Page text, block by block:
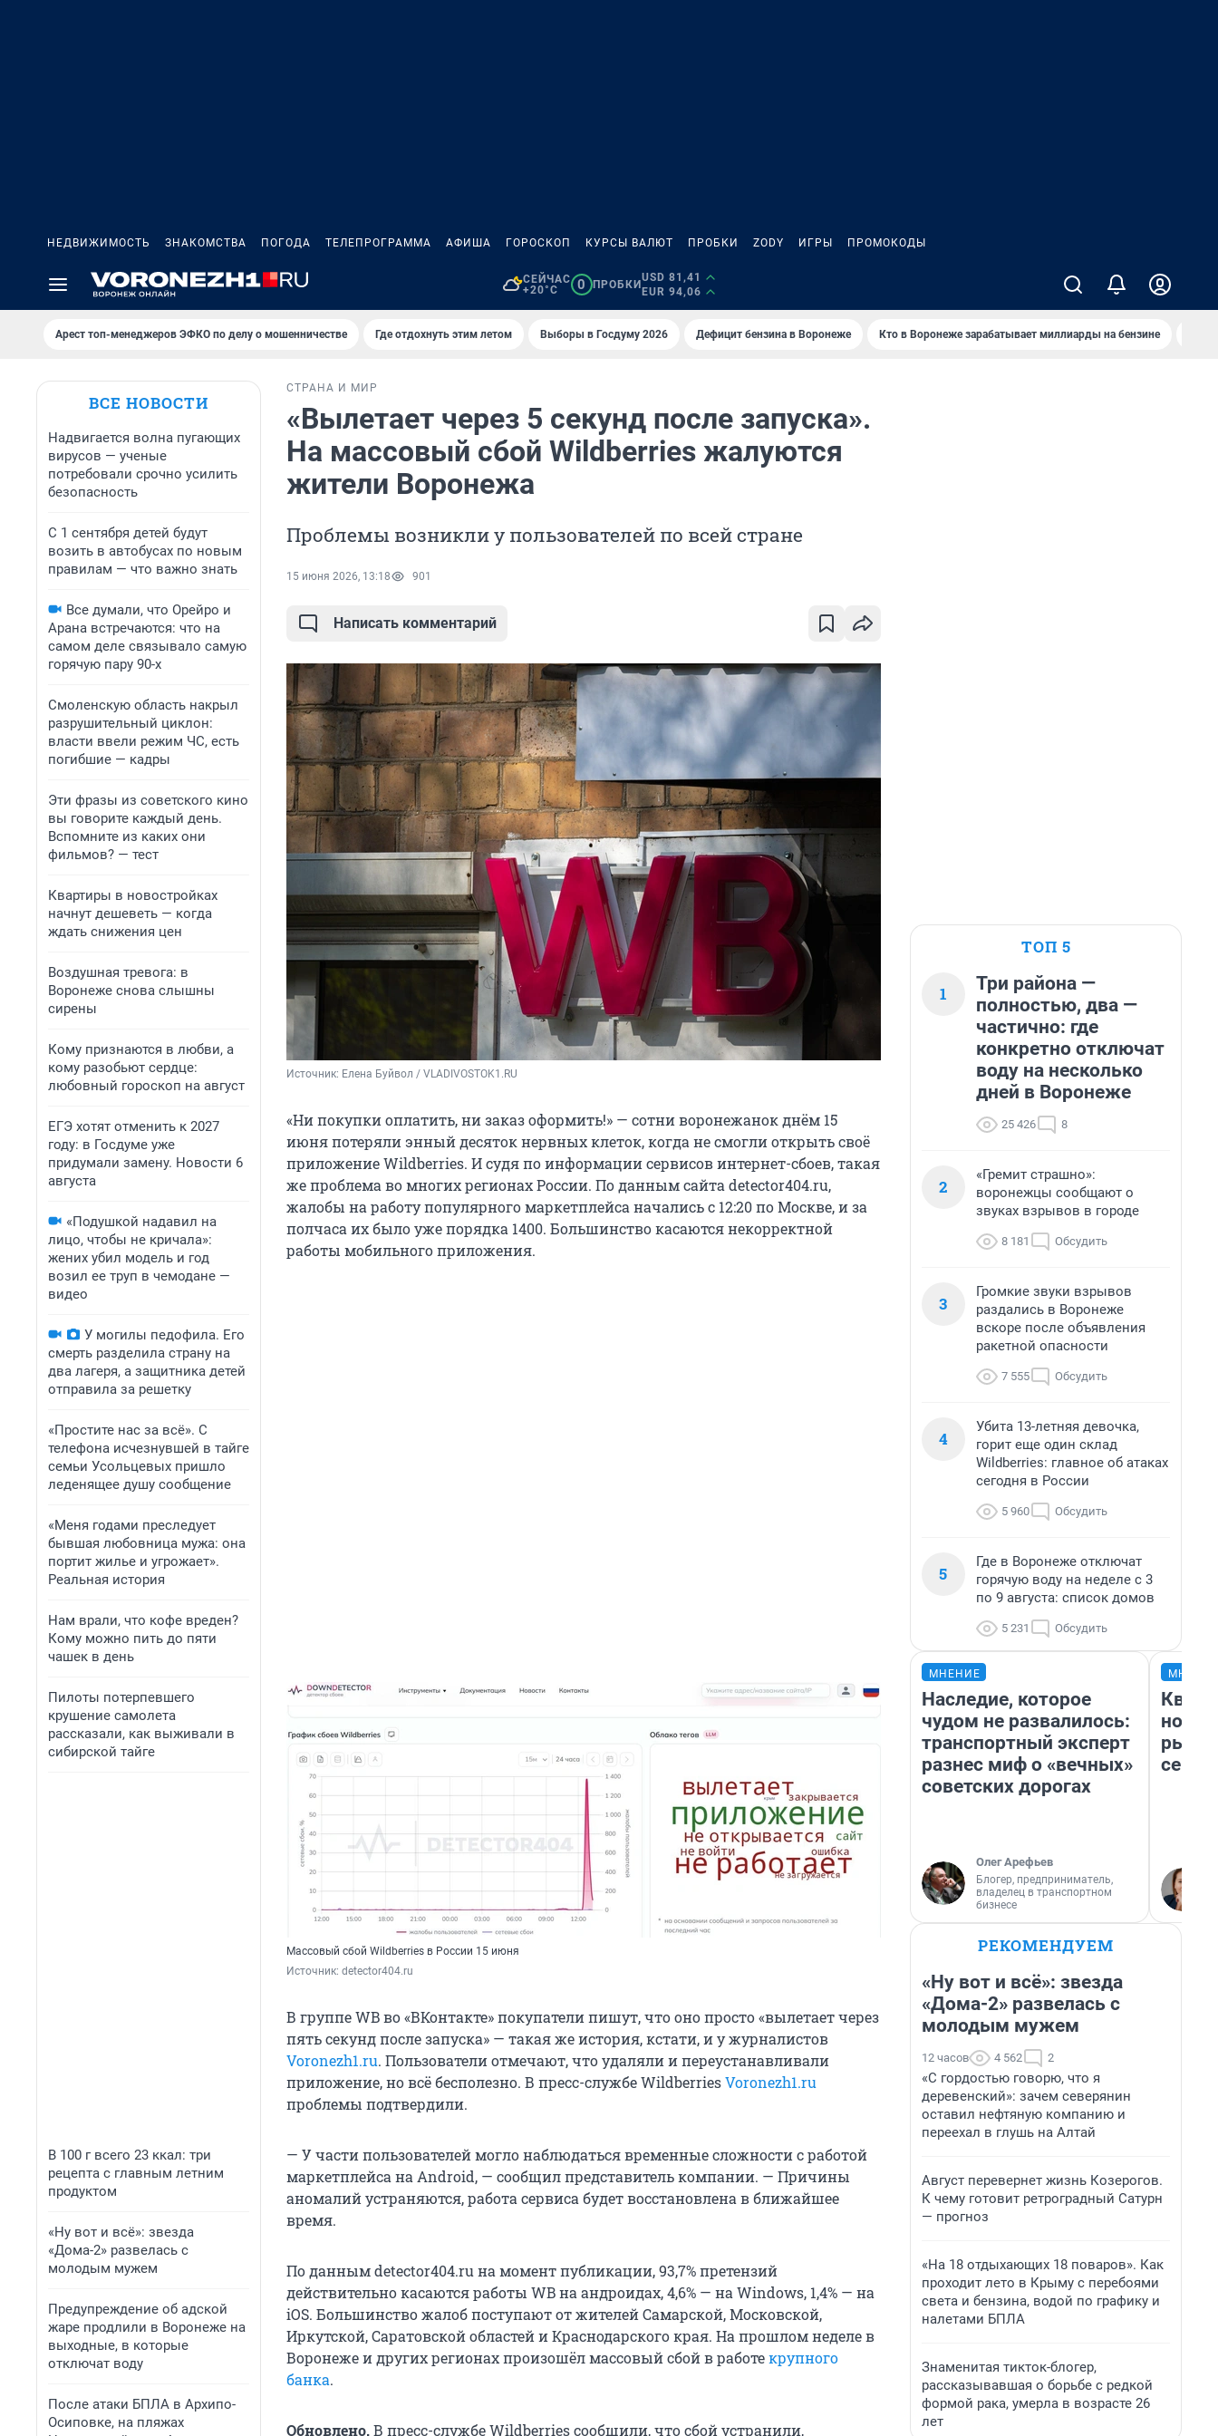
НЕДВИЖИМОСТЬ ЗНАКОМСТВА ПОГОДА ТЕЛЕПРОГРАММА АФИША ГОРОСКОП КУРСЫ ВАЛЮТ ПРОБКИ ZODY ИГРЫ ПРОМОКОДЫ
СЕЙЧАС
+20°C
0 ПРОБКИ
USD 81,41
EUR 94,06
Арест топ-менеджеров ЭФКО по делу о мошенничестве Где отдохнуть этим летом Выборы в Госдуму 2026 Дефицит бензина в Воронеже Кто в Воронеже зарабатывает миллиарды на бензине
ВСЕ НОВОСТИ
Надвигается волна пугающих
вирусов — ученые
потребовали срочно усилить
безопасность
С 1 сентября детей будут
возить в автобусах по новым
правилам — что важно знать
Все думали, что Орейро и
Арана встречаются: что на
самом деле связывало самую
горячую пару 90-х
Смоленскую область накрыл
разрушительный циклон:
власти ввели режим ЧС, есть
погибшие — кадры
Эти фразы из советского кино
вы говорите каждый день.
Вспомните из каких они
фильмов? — тест
Квартиры в новостройках
начнут дешеветь — когда
ждать снижения цен
Воздушная тревога: в
Воронеже снова слышны
сирены
Кому признаются в любви, а
кому разобьют сердце:
любовный гороскоп на август
ЕГЭ хотят отменить к 2027
году: в Госдуме уже
придумали замену. Новости 6
августа
«Подушкой надавил на
лицо, чтобы не кричала»:
жених убил модель и год
возил ее труп в чемодане —
видео
У могилы педофила. Его
смерть разделила страну на
два лагеря, а защитника детей
отправила за решетку
«Простите нас за всё». С
телефона исчезнувшей в тайге
семьи Усольцевых пришло
леденящее душу сообщение
«Меня годами преследует
бывшая любовница мужа: она
портит жилье и угрожает».
Реальная история
Нам врали, что кофе вреден?
Кому можно пить до пяти
чашек в день
Пилоты потерпевшего
крушение самолета
рассказали, как выживали в
сибирской тайге
В 100 г всего 23 ккал: три
рецепта с главным летним
продуктом
«Ну вот и всё»: звезда
«Дома-2» развелась с
молодым мужем
Предупреждение об адской
жаре продлили в Воронеже на
выходные, в которые
отключат воду
После атаки БПЛА в Архипо-
Осиповке, на пляжах
СТРАНА И МИР
«Вылетает через 5 секунд после запуска».
На массовый сбой Wildberries жалуются
жители Воронежа
Проблемы возникли у пользователей по всей стране
15 июня 2026, 13:18 901
Написать комментарий
Источник: Елена Буйвол / VLADIVOSTOK1.RU
«Ни покупки оплатить, ни заказ оформить!» — сотни воронежанок днём 15
июня потеряли энный десяток нервных клеток, когда не смогли открыть своё
приложение Wildberries. И судя по информации сервисов интернет-сбоев, такая
же проблема во многих регионах России. По данным сайта detector404.ru,
жалобы на работу популярного маркетплейса начались с 12:20 по Москве, и за
полчаса их было уже порядка 1400. Большинство касаются некорректной
работы мобильного приложения.
Массовый сбой Wildberries в России 15 июня
Источник: detector404.ru
В группе WB во «ВКонтакте» покупатели пишут, что оно просто «вылетает через
пять секунд после запуска» — такая же история, кстати, и у журналистов
Voronezh1.ru. Пользователи отмечают, что удаляли и переустанавливали
приложение, но всё бесполезно. В пресс-службе WildberriesVoronezh1.ru
проблемы подтвердили.
— У части пользователей могло наблюдаться временные сложности с работой
маркетплейса на Android, — сообщил представитель компании. — Причины
аномалий устраняются, работа сервиса будет восстановлена в ближайшее
время.
По данным detector404.ru на момент публикации, 93,7% претензий
действительно касаются работы WB на андроидах, 4,6% — на Windows, 1,4% — на
iOS. Большинство жалоб поступают от жителей Самарской, Московской,
Иркутской, Саратовской областей и Краснодарского края. На прошлом неделе в
Воронеже и других регионах произошёл массовый сбой в работекрупного
банка.
Обновлено.В пресс-службе Wildberries сообщили, что сбой устранили,
ТОП 5
1
Три района —
полностью, два —
частично: где
конкретно отключат
воду на несколько
дней в Воронеже
25 426 8
2
«Гремит страшно»:
воронежцы сообщают о
звуках взрывов в городе
8 181 Обсудить
3
Громкие звуки взрывов
раздались в Воронеже
вскоре после объявления
ракетной опасности
7 555 Обсудить
4
Убита 13-летняя девочка,
горит еще один склад
Wildberries: главное об атаках
сегодня в России
5 960 Обсудить
5
Где в Воронеже отключат
горячую воду на неделе с 3
по 9 августа: список домов
5 231 Обсудить
МНЕНИЕ
Наследие, которое
чудом не развалилось:
транспортный эксперт
разнес миф о «вечных»
советских дорогах
Олег Арефьев
Блогер, предприниматель,
владелец в транспортном
бизнесе
но
РЕКОМЕНДУЕМ
«Ну вот и всё»: звезда
«Дома-2» развелась с
молодым мужем
12 часов 4 562 2
«С гордостью говорю, что я
деревенский»: зачем северянин
оставил нефтяную компанию и
переехал в глушь на Алтай
Август перевернет жизнь Козерогов.
К чему готовит ретроградный Сатурн
— прогноз
«На 18 отдыхающих 18 поваров». Как
проходит лето в Крыму с перебоями
света и бензина, водой по графику и
налетами БПЛА
Знаменитая тикток-блогер,
рассказывавшая о борьбе с редкой
формой рака, умерла в возрасте 26
лет